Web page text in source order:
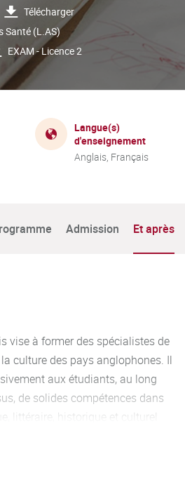
Télécharger
Santé (L.AS)
EXAM - Licence 2
Langue(s)
d'enseignement
Anglais, Français
Admission Et après
vise à former des spécialistes de
culture des pays anglophones. Il
aux étudiants, au long
de solides compétences dans
littéraire, historique et culturel
ensuite efficacement
et la recherche ou dans